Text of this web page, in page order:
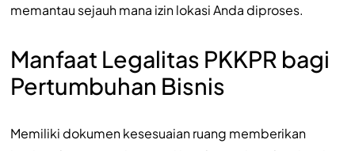
memantau sejauh mana izin lokasi Anda diproses.
Manfaat Legalitas PKKPR bagi
Pertumbuhan Bisnis
Memiliki dokumen kesesuaian ruang memberikan